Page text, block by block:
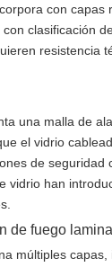
con capas
clasificación
resistencia
una malla de
el vidrio
de seguridad
vidrio han
de fuego
múltiples capas,